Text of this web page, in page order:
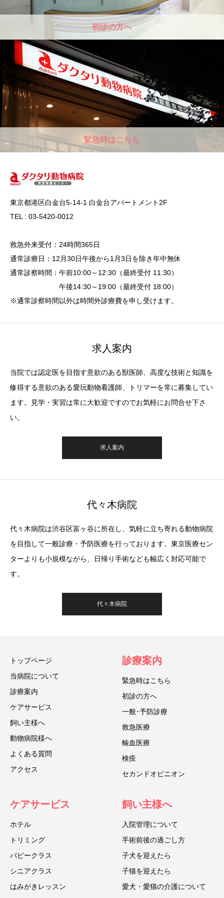
初診の方へ
緊急時はこちら
東京都港区白金台5-14-1 白金台アパートメント2F
TEL : 03-5420-0012
救急外来受付：24時間365日
通常診療日：12月30日午後から1月3日を除き年中無休
通常診察時間：午前10:00～12:30（最終受付 11:30）
午後14:30～19:00（最終受付 18:00）
※通常診察時間以外は時間外診療費を申し受けます。
求人案内
当院では認定医を目指す意欲のある獣医師、高度な技術と知識を
修得する意欲のある愛玩動物看護師、トリマーを常に募集してい
ます。見学・実習は常に大歓迎ですのでお気軽にお問合せ下さ
い。
求人案内
代々木病院
代々木病院は渋谷区富ヶ谷に所在し、気軽に立ち寄れる動物病院
を目指して一般診療・予防医療を行っております。東京医療セン
ターよりも小規模ながら、日帰り手術なども幅広く対応可能で
す。
代々木病院
トップページ
当病院について
診療案内
ケアサービス
飼い主様へ
動物病院様へ
よくある質問
アクセス
診療案内
緊急時はこちら
初診の方へ
一般･予防診療
救急医療
輸血医療
検疫
セカンドオピニオン
ケアサービス
ホテル
トリミング
パピークラス
シニアクラス
はみがきレッスン
飼い主様へ
入院管理について
手術前後の過ごし方
子犬を迎えたら
子猫を迎えたら
愛犬・愛猫の介護について